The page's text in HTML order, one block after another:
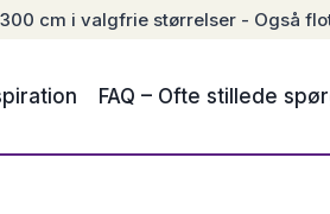
cm i valgfrie størrelser - Også
FAQ – Ofte stillede